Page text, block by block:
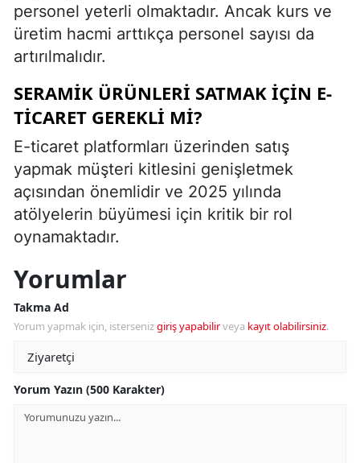
personel yeterli olmaktadır. Ancak kurs ve
üretim hacmi arttıkça personel sayısı da
artırılmalıdır.
SERAMIK ÜRÜNLERI SATMAK IÇIN E-
TICARET GEREKLI MI?
E-ticaret platformları üzerinden satış
yapmak müşteri kitlesini genişletmek
açısından önemlidir ve 2025 yılında
atölyelerin büyümesi için kritik bir rol
oynamaktadır.
Yorumlar
Takma Ad
Yorum yapmak için, istersenizgiriş yapabilirveya kayıt olabilirsiniz.
Yorum Yazın (500 Karakter)